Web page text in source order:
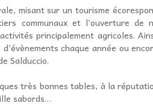
misant sur un tourisme
communaux et l’ouverture de
principalement agricoles.
chaque année ou
Salduccio.
très bonnes tables, à la
sabords…